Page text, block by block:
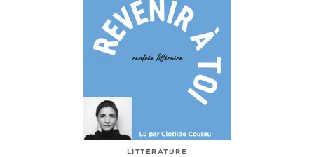
LITTÉRATURE